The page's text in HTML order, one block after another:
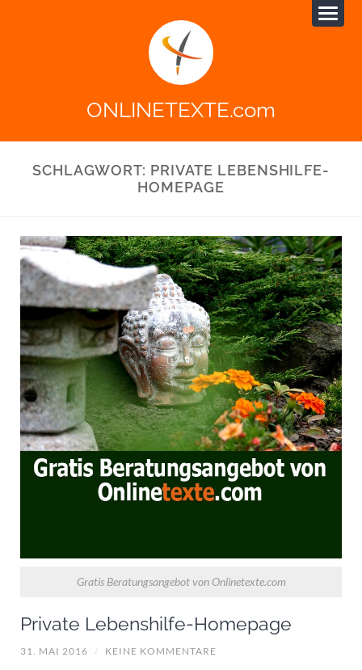
ONLINETEXTE.com
SCHLAGWORT: PRIVATE LEBENSHILFE-
HOMEPAGE
Gratis Beratungsangebot von Onlinetexte.com
Private Lebenshilfe-Homepage
31. MAI 2016 / KEINE KOMMENTARE